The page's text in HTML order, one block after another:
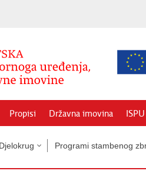
Propisi Državna imovina
Djelokrug Programi stambenog